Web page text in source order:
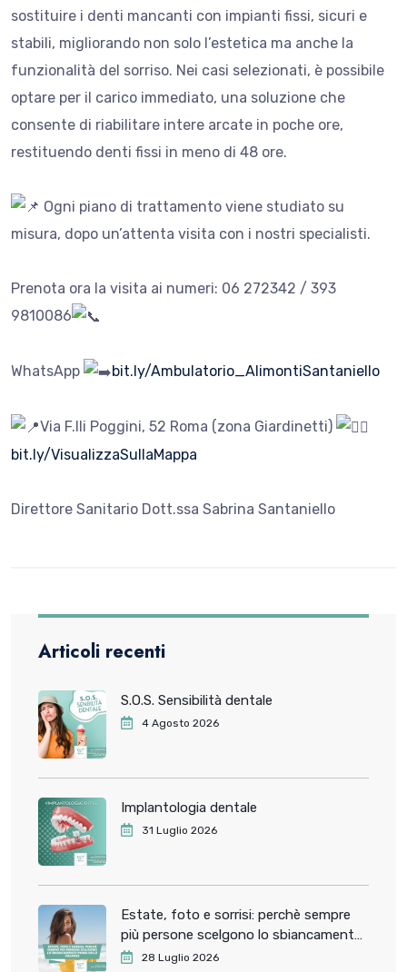
sostituire i denti mancanti con impianti fissi, sicuri e
stabili, migliorando non solo l’estetica ma anche la
funzionalità del sorriso. Nei casi selezionati, è possibile
optare per il carico immediato, una soluzione che
consente di riabilitare intere arcate in poche ore,
restituendo denti fissi in meno di 48 ore.
Ogni piano di trattamento viene studiato su
misura, dopo un’attenta visita con i nostri specialisti.
Prenota ora la visita ai numeri: 06 272342 / 393
9810086
WhatsApp bit.ly/Ambulatorio_AlimontiSantaniello
Via F.lli Poggini, 52 Roma (zona Giardinetti)
bit.ly/VisualizzaSullaMappa
Direttore Sanitario Dott.ssa Sabrina Santaniello
Articoli recenti
S.O.S. Sensibilità dentale
4 Agosto 2026
Implantologia dentale
31 Luglio 2026
Estate, foto e sorrisi: perchè sempre
più persone scelgono lo sbiancamento
dentale prima delle vacanze
28 Luglio 2026